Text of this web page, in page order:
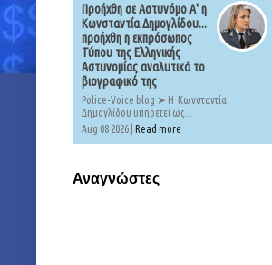
Προήχθη σε Αστυνόμο Α' η
Κωνσταντία Δημογλίδου...
προήχθη η εκπρόσωπος
Τύπου της Ελληνικής
Αστυνομίας αναλυτικά το
βιογραφικό της
Police-Voice blog ➤ Η Κωνσταντία
Δημογλίδου υπηρετεί ως...
Aug 08 2026 | Read more
Αναγνώστες